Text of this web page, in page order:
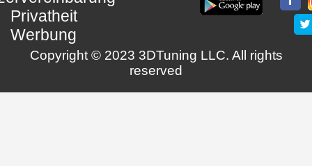
Privatheit
Werbung
Copyright © 2023 3DTuning LLC. All rights
reserved